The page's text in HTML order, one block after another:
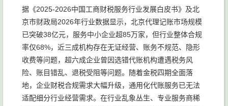
据《2025-2026中国工商财税服务行业发展白皮书》及北
京市财政局2026年行业数据显示，北京代理记账市场规模
已突破38亿元，服务中小企业超85万家，但行业整体合规
率仅68%，近三成机构存在无证经营、账务不规范、隐形
收费等问题，超六成企业曾因选错代账机构遭遇税务风
险、账目错乱、退税受阻等问题。随着金税四期全面落
地，企业财税合规需求大幅升级，通用化代账服务已无法
适配细分行业经营需求。在行业乱象丛生、专业服务商稀